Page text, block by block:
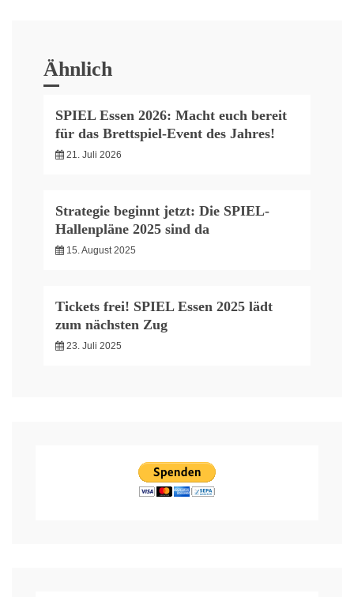
Ähnlich
SPIEL Essen 2026: Macht euch bereit
für das Brettspiel-Event des Jahres!
21. Juli 2026
Strategie beginnt jetzt: Die SPIEL-
Hallenpläne 2025 sind da
15. August 2025
Tickets frei! SPIEL Essen 2025 lädt
zum nächsten Zug
23. Juli 2025